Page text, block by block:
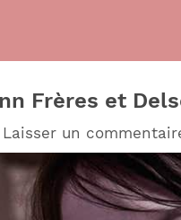
Frères et
Laisser un